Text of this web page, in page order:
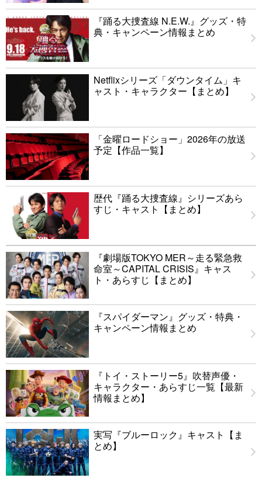
『踊る大捜査線 N.E.W.』グッズ・特
典・キャンペーン情報まとめ
Netflixシリーズ「ダウンタイム」キ
ャスト・キャラクター【まとめ】
「金曜ロードショー」2026年の放送
予定【作品一覧】
歴代『踊る大捜査線』シリーズあら
すじ・キャスト【まとめ】
『劇場版TOKYO MER～走る緊急救
命室～CAPITAL CRISIS』キャス
ト・あらすじ【まとめ】
『スパイダーマン』グッズ・特典・
キャンペーン情報まとめ
『トイ・ストーリー5』吹替声優・
キャラクター・あらすじ一覧【最新
情報まとめ】
実写『ブルーロック』キャスト【ま
とめ】